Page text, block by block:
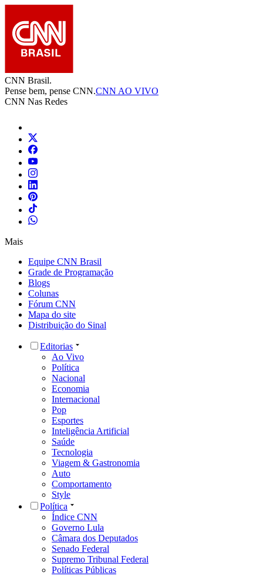
CNN Brasil.
Pense bem, pense CNN.CNN AO VIVO
CNN Nas Redes
Mais
Equipe CNN Brasil
Grade de Programação
Blogs
Colunas
Fórum CNN
Mapa do site
Distribuição do Sinal
Editorias
Ao Vivo
Política
Nacional
Economia
Internacional
Pop
Esportes
Inteligência Artificial
Saúde
Tecnologia
Viagem & Gastronomia
Auto
Comportamento
Style
Política
Índice CNN
Governo Lula
Câmara dos Deputados
Senado Federal
Supremo Tribunal Federal
Políticas Públicas